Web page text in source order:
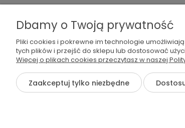
536 042 061
Dbamy o Twoją prywatność
Pliki cookies i pokrewne im technologie
tych plików i przejść do sklepu lub dostosować
Więcej o plikach cookies przeczytasz w naszej
Zaakceptuj tylko niezbędne